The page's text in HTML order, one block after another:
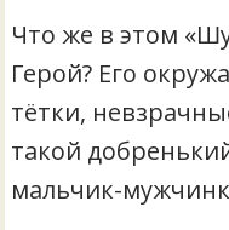
Что же в этом
Герой? Его
тётки,
такой
мальчик-